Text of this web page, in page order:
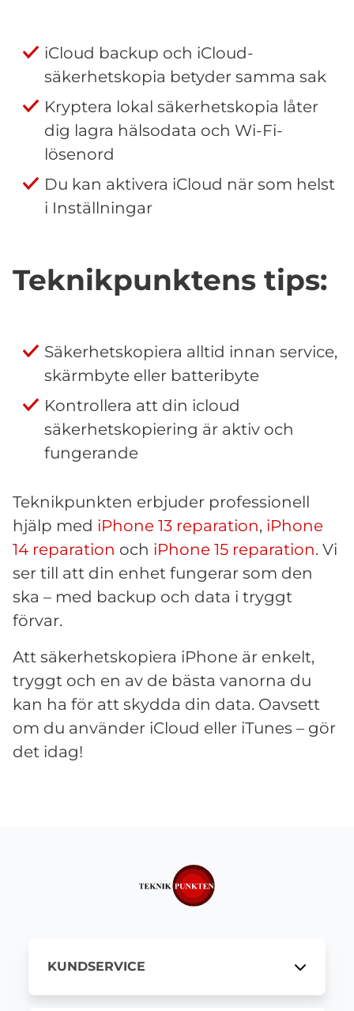
iCloud backup och iCloud-
säkerhetskopia betyder samma sak
Kryptera lokal säkerhetskopia låter
dig lagra hälsodata och Wi-Fi-
lösenord
Du kan aktivera iCloud när som helst
i Inställningar
Teknikpunktens tips:
Säkerhetskopiera alltid innan service,
skärmbyte eller batteribyte
Kontrollera att din icloud
säkerhetskopiering är aktiv och
fungerande
Teknikpunkten erbjuder professionell
hjälp med iPhone 13 reparation, iPhone
14 reparation och iPhone 15 reparation. Vi
ser till att din enhet fungerar som den
ska – med backup och data i tryggt
förvar.
Att säkerhetskopiera iPhone är enkelt,
tryggt och en av de bästa vanorna du
kan ha för att skydda din data. Oavsett
om du använder iCloud eller iTunes – gör
det idag!
KUNDSERVICE